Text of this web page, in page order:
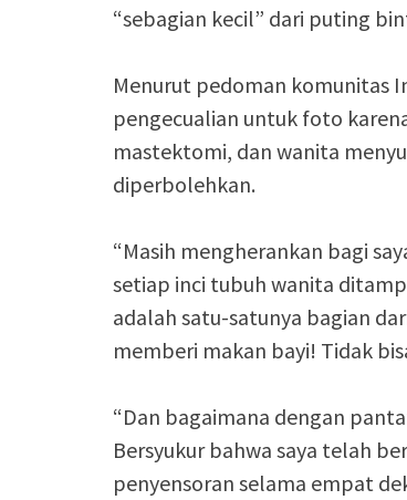
“sebagian kecil” dari puting
Menurut pedoman komunitas
pengecualian untuk foto
mastektomi, dan wanita
diperbolehkan.
“Masih mengherankan bagi
setiap inci tubuh wanita
adalah satu-satunya bagian
memberi makan bayi! Tidak
“Dan bagaimana dengan
Bersyukur bahwa saya telah
penyensoran selama empat